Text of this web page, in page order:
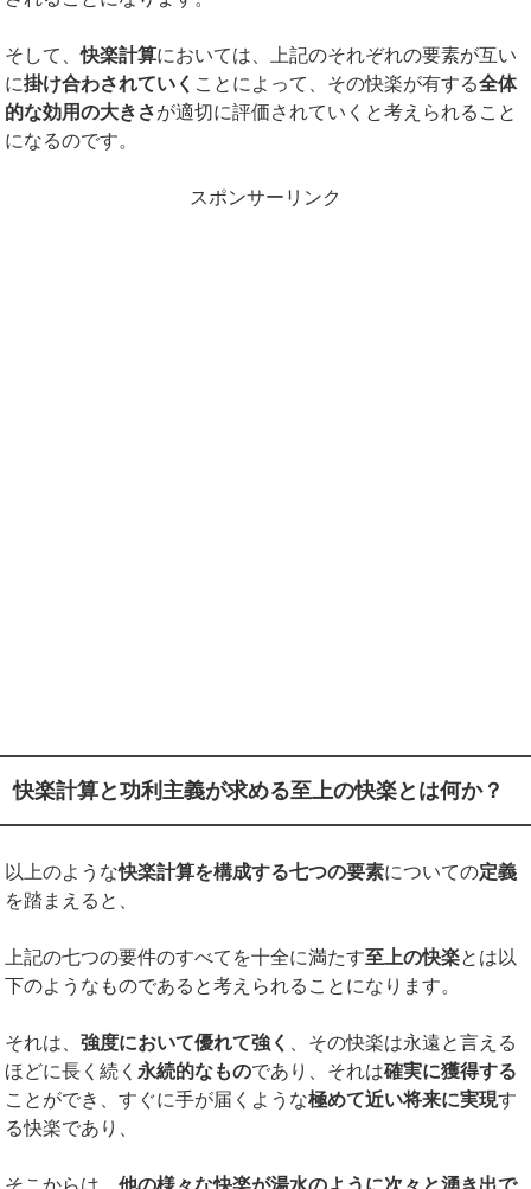
そして、快楽計算においては、上記のそれぞれの要素が互い
に掛け合わされていく ことによって、その快楽が有する全体
的な効用の大きさが適切に評価されていくと考えられること
になるのです。
スポンサーリンク
快楽計算と功利主義が求める至上の快楽とは何か？
以上のような快楽計算を構成する七つの要素についての定義
を踏まえると、
上記の七つの要件のすべてを十全に満たす至上の快楽とは以
下のようなものであると考えられることになります。
それは、強度において優れて強く 、その快楽は永遠と言える
ほどに長く続く永続的なものであり、それは確実に獲得する
ことができ、すぐに手が届くような極めて近い将来に実現す
る快楽であり、